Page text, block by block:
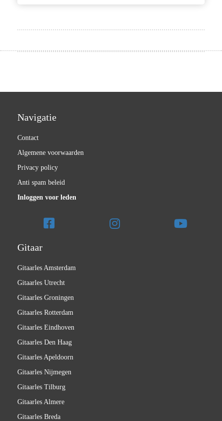
Navigatie
Contact
Algemene voorwaarden
Privacy policy
Anti spam beleid
Inloggen voor leden
Gitaar
Gitaarles Amsterdam
Gitaarles Utrecht
Gitaarles Groningen
Gitaarles Rotterdam
Gitaarles Eindhoven
Gitaarles Den Haag
Gitaarles Apeldoorn
Gitaarles Nijmegen
Gitaarles Tilburg
Gitaarles Almere
Gitaarles Breda